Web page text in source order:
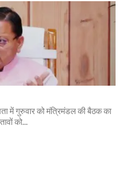
में गुरुवार को मंत्रिमंडल की बैठक का
को...